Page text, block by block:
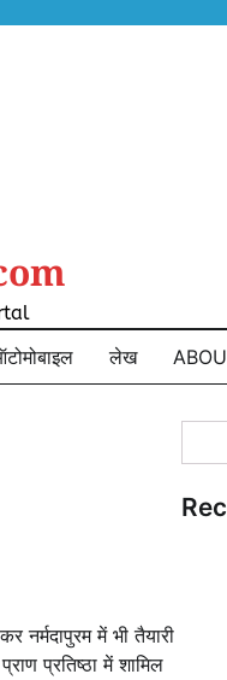
लेख
नर्मदापुरम में भी तैयारी
प्रतिष्ठा में शामिल